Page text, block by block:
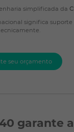
simplificada da
significa
seu orçamento